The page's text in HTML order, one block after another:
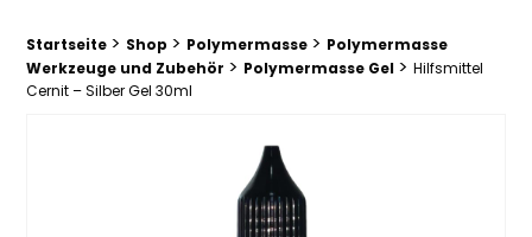
Breadcrumb Trail:
Startseite > Shop > Polymermasse > Polymermasse
Werkzeuge und Zubehör > Polymermasse Gel > Hilfsmittel
Cernit – Silber Gel 30ml